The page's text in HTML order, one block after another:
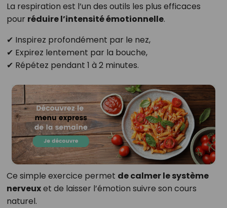
La respiration est l’un des outils les plus efficaces
pour réduire l’intensité émotionnelle.
✔ Inspirez profondément par le nez,
✔ Expirez lentement par la bouche,
✔ Répétez pendant 1 à 2 minutes.
Ce simple exercice permet de calmer le système
nerveuxet de laisser l’émotion suivre son cours
naturel.